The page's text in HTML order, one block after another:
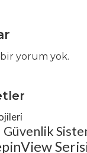
yorum yok.
Güvenlik